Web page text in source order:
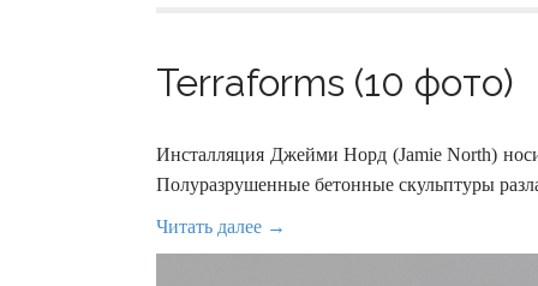
Terraforms (10 фото)
Инсталляция Джейми Норд (Jamie North)
Полуразрушенные бетонные скульптуры
Читать далее →